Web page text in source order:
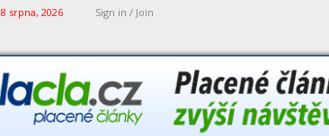
srpna, 2026 Sign in / Join